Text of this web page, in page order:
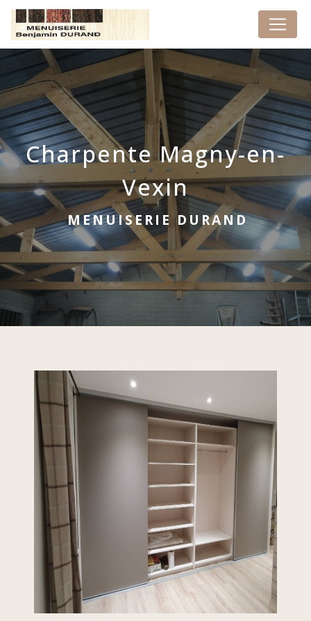
Charpente Magny-en-
Vexin
MENUISERIE DURAND
Panneau de gestion des cookies